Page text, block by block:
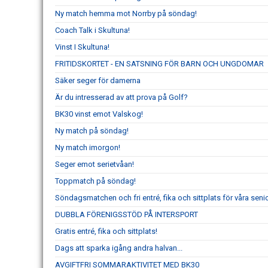
Ny match hemma mot Norrby på söndag!
Coach Talk i Skultuna!
Vinst I Skultuna!
FRITIDSKORTET - EN SATSNING FÖR BARN OCH UNGDOMAR
Säker seger för damerna
Är du intresserad av att prova på Golf?
BK30 vinst emot Valskog!
Ny match på söndag!
Ny match imorgon!
Seger emot serietvåan!
Toppmatch på söndag!
Söndagsmatchen och fri entré, fika och sittplats för våra
DUBBLA FÖRENIGSSTÖD PÅ INTERSPORT
Gratis entré, fika och sittplats!
Dags att sparka igång andra halvan...
AVGIFTFRI SOMMARAKTIVITET MED BK30